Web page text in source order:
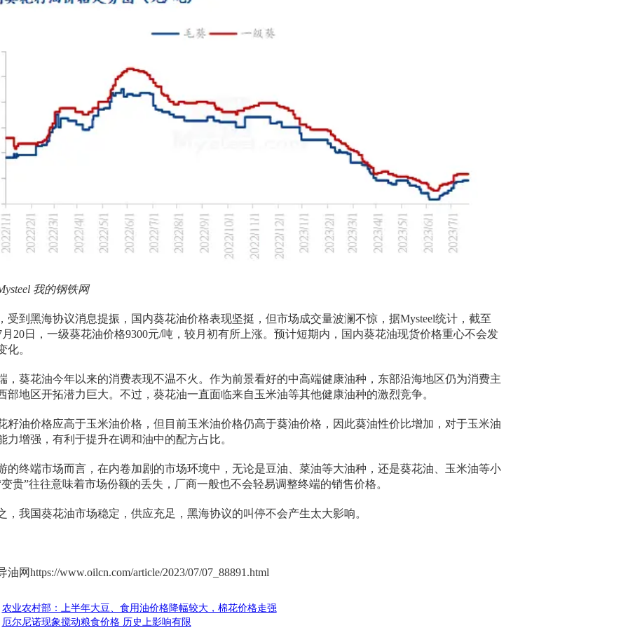
我的钢铁网
受到黑海协议消息提振，国内葵花油价格表现坚挺，但市场成交量波澜不惊，据Mysteel统计，截至
月20日，一级葵花油价格9300元/吨，较月初有所上涨。预计短期内，国内葵花油现货价格重心不会发
化。
，葵花油今年以来的消费表现不温不火。作为前景看好的中高端健康油种，东部沿海地区仍为消费主
部地区开拓潜力巨大。不过，葵花油一直面临来自玉米油等其他健康油种的激烈竞争。
籽油价格应高于玉米油价格，但目前玉米油价格仍高于葵油价格，因此葵油性价比增加，对于玉米油
力增强，有利于提升在调和油中的配方占比。
的终端市场而言，在内卷加剧的市场环境中，无论是豆油、菜油等大油种，还是葵花油、玉米油等小
贵”往往意味着市场份额的丢失，厂商一般也不会轻易调整终端的销售价格。
，我国葵花油市场稳定，供应充足，黑海协议的叫停不会产生太大影响。
油网https://www.oilcn.com/article/2023/07/07_88891.html
农业农村部：上半年大豆、食用油价格降幅较大，棉花价格走强
厄尔尼诺现象搅动粮食价格 历史上影响有限